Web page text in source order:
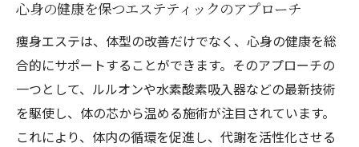
心身の健康を保つエステティックのアプローチ
痩身エステは、体型の改善だけでなく、心身の健康を総
合的にサポートすることができます。そのアプローチの
一つとして、ルルオンや水素酸素吸入器などの最新技術
を駆使し、体の芯から温める施術が注目されています。
これにより、体内の循環を促進し、代謝を活性化させる